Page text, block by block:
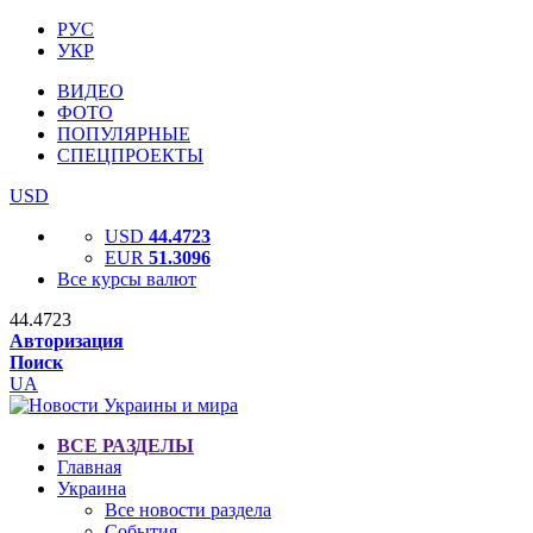
РУС
УКР
ВИДЕО
ФОТО
ПОПУЛЯРНЫЕ
СПЕЦПРОЕКТЫ
USD
USD 44.4723
EUR 51.3096
Все курсы валют
44.4723
Авторизация
Поиск
UA
ВСЕ РАЗДЕЛЫ
Главная
Украина
Все новости раздела